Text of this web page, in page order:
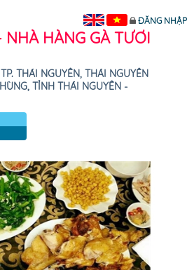
ĐĂNG NHẬP
HÀNG GÀ TƯƠI
THÁI NGUYÊN, THÁI NGUYÊN
TỈNH THÁI NGUYÊN -